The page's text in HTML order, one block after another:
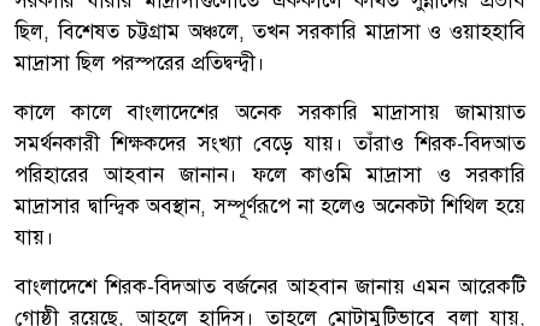
ছিল, বিশেষত চট্টগ্রাম অঞ্চলে, তখন সরকারি মাদ্রাসা ও ওয়াহহাবি
মাদ্রাসা ছিল পরস্পরের প্রতিদ্বন্দ্বী।
কালে কালে বাংলাদেশের অনেক সরকারি মাদ্রাসায় জামায়াত
সমর্থনকারী শিক্ষকদের সংখ্যা বেড়ে যায়। তাঁরাও শিরক-বিদআত
পরিহারের আহবান জানান। ফলে কাওমি মাদ্রাসা ও সরকারি
মাদ্রাসার দ্বান্দ্বিক অবস্থান, সম্পূর্ণরূপে না হলেও অনেকটা শিথিল হয়ে
যায়।
বাংলাদেশে শিরক-বিদআত বর্জনের আহবান জানায় এমন আরেকটি
গোষ্ঠী রয়েছে, আহলে হাদিস। তাহলে মোটামুটিভাবে বলা যায়,